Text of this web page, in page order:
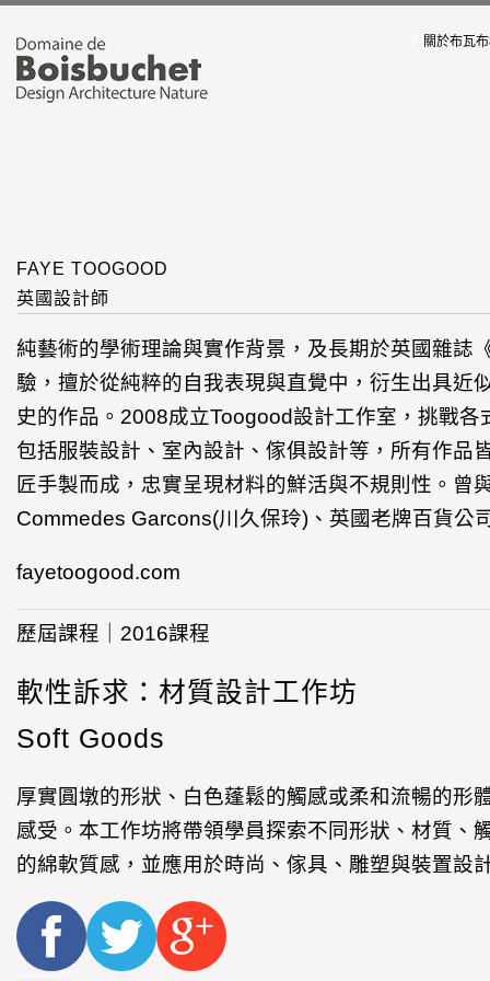
關於布瓦
FAYE TOOGOOD
英國設計師
純藝術的學術理論與實作背景，及長期於英國雜誌
驗，擅於從純粹的自我表現與直覺中，衍生出具近
史的作品。2008成立Toogood設計工作室，挑戰各
包括服裝設計、室內設計、傢俱設計等，所有作品
匠手製而成，忠實呈現材料的鮮活與不規則性。曾
Commedes Garcons(川久保玲)、英國老牌百貨公
fayetoogood.com
歷屆課程｜2016課程
軟性訴求：材質設計工作坊
Soft Goods
厚實圓墩的形狀、白色蓬鬆的觸感或柔和流暢的形
感受。本工作坊將帶領學員探索不同形狀、材質、
的綿軟質感，並應用於時尚、傢具、雕塑與裝置設